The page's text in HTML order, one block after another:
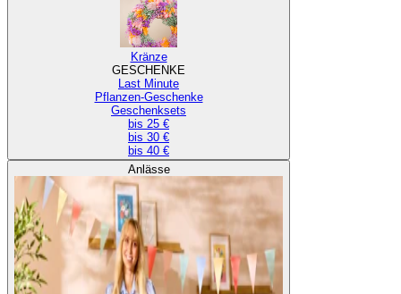
Kränze
GESCHENKE
Last Minute
Pflanzen-Geschenke
Geschenksets
bis 25 €
bis 30 €
bis 40 €
Anlässe